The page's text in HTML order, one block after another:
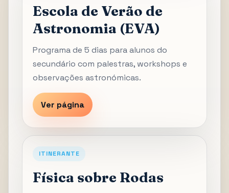
Escola de Verão de
Astronomia (EVA)
Programa de 5 dias para alunos do
secundário com palestras, workshops e
observações astronómicas.
Ver página
ITINERANTE
Física sobre Rodas